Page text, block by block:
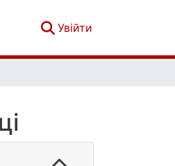
Увійти